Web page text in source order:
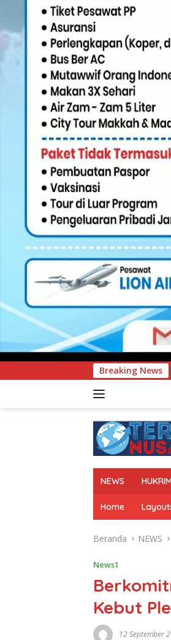
Breaking News
Delapan Program Studi Baru, Bidik
NEWS HUKRIM
Home
Beranda NEWS
News1
Kebut
12 September